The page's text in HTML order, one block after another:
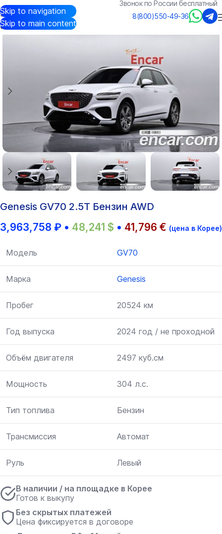
Skip to navigation
Skip to main content
Звонок по России бесплатный
8(800)550-49-36
Авто из Кореи/Каталог GV70
Genesis GV70 2.5T Бензин AWD
3,963,758 ₽ • 48,241 $ • 41,796 € (цена в Корее)
Модель GV70
Марка Genesis
Пробег 20524 км
Год выпуска 2024 год / не проходной
Объём двигателя 2497 куб.см
Мощность 304 л.с.
Тип топлива Бензин
Трансмиссия Автомат
Руль Левый
В наличии / на площадке в Корее
Готов к выкупу
Без скрытых платежей
Цена фиксируется в договоре